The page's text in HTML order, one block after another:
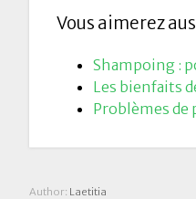
Vous aimerez
Shampoing :
Les bienfaits
Problèmes de
Author: Laetitia